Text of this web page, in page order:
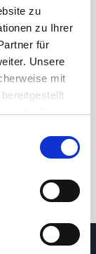
zu
zu Ihrer
für
Unsere
mit
der Dienste
1J 5J